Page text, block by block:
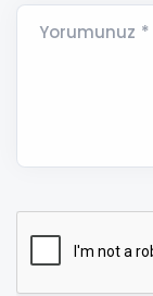
Yorumunuz *